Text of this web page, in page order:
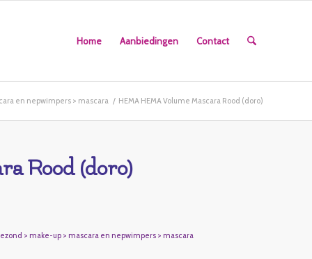
Home Aanbiedingen Contact
en nepwimpers > mascara / HEMA HEMA Volume Mascara Rood (doro)
Rood (doro)
> make-up > mascara en nepwimpers > mascara